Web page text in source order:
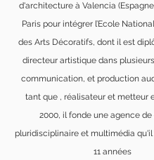
d'architecture à Valencia
Paris pour intégrer l’Ecole
des Arts Décoratifs, dont il est
directeur artistique dans
communication, et production
tant que , réalisateur et metteur
2000, il fonde une agence
pluridisciplinaire et multimédia
11 années